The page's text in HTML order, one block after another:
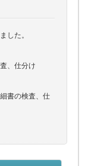
した。
、仕分け
書の検査、仕